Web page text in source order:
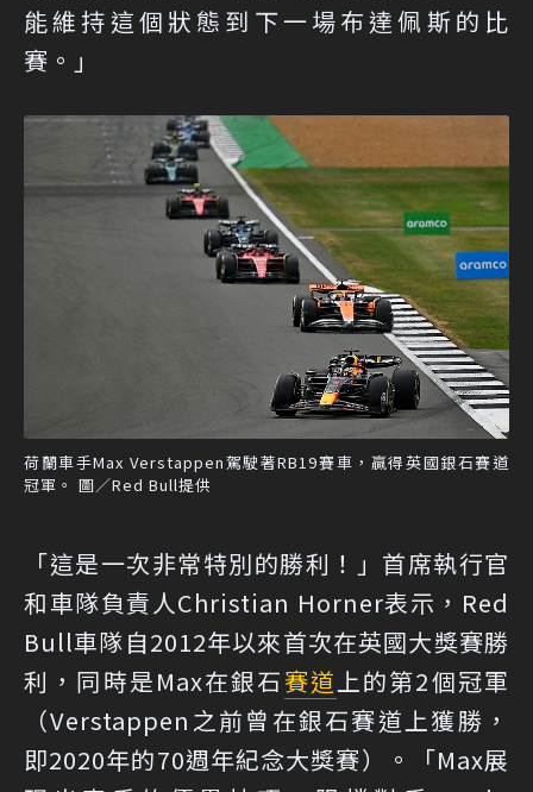
能維持這個狀態到下一場布達佩斯的比
賽。」
荷蘭車手Max Verstappen駕駛著RB19賽車，贏得英國銀石賽道
冠軍。 圖／Red Bull提供
「這是一次非常特別的勝利！」首席執行官
和車隊負責人Christian Horner表示，Red
Bull車隊自2012年以來首次在英國大獎賽勝
利，同時是Max在銀石賽道上的第2個冠軍
（Verstappen之前曾在銀石賽道上獲勝，
即2020年的70週年紀念大獎賽）。「Max展